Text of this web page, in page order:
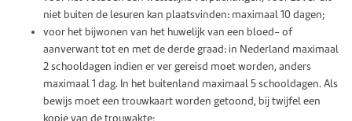
niet buiten de lesuren kan plaatsvinden: maximaal 10 dagen;
voor het bijwonen van het huwelijk van een bloed- of
aanverwant tot en met de derde graad: in Nederland maximaal
2 schooldagen indien er ver gereisd moet worden, anders
maximaal 1 dag. In het buitenland maximaal 5 schooldagen. Als
bewijs moet een trouwkaart worden getoond, bij twijfel een
kopie van de trouwakte;